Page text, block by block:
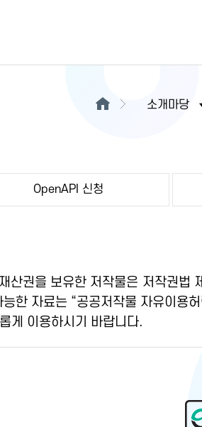
소개마당
OpenAPI 신청
권을 보유한 저작물은 저작권법
한 자료는 “공공저작물 자유이용
게 이용하시기 바랍니다.